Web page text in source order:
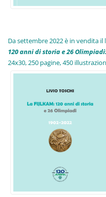
Da settembre 2022 è in vendita il
120 anni di storia e 26
24x30, 250 pagine, 450